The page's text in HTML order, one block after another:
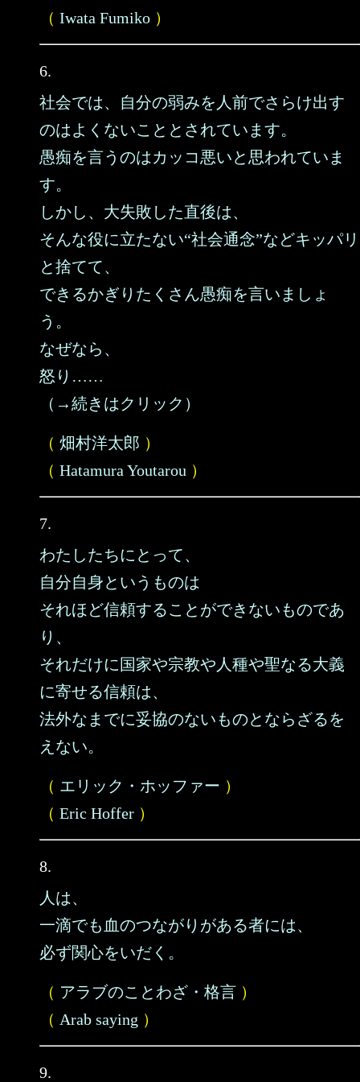
（ Iwata Fumiko ）
6.
社会では、自分の弱みを人前でさらけ出す
のはよくないこととされています。
愚痴を言うのはカッコ悪いと思われていま
す。
しかし、大失敗した直後は、
そんな役に立たない“社会通念”などキッパリ
と捨てて、
できるかぎりたくさん愚痴を言いましょ
う。
なぜなら、
怒り……
（→続きはクリック）
（ 畑村洋太郎 ）
（ Hatamura Youtarou ）
7.
わたしたちにとって、
自分自身というものは
それほど信頼することができないものであ
り、
それだけに国家や宗教や人種や聖なる大義
に寄せる信頼は、
法外なまでに妥協のないものとならざるを
えない。
（ エリック・ホッファー ）
（ Eric Hoffer ）
8.
人は、
一滴でも血のつながりがある者には、
必ず関心をいだく。
（ アラブのことわざ・格言 ）
（ Arab saying ）
9.